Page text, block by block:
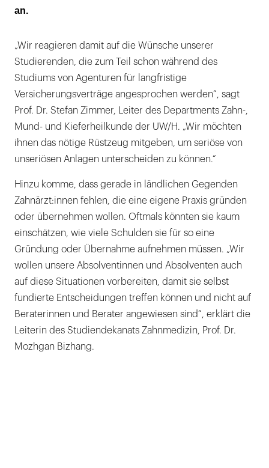
an.
„Wir reagieren damit auf die Wünsche unserer
Studierenden, die zum Teil schon während des
Studiums von Agenturen für langfristige
Versicherungsverträge angesprochen werden“, sagt
Prof. Dr. Stefan Zimmer, Leiter des Departments Zahn-,
Mund- und Kieferheilkunde der UW/H. „Wir möchten
ihnen das nötige Rüstzeug mitgeben, um seriöse von
unseriösen Anlagen unterscheiden zu können.“
Hinzu komme, dass gerade in ländlichen Gegenden
Zahnärzt:innen fehlen, die eine eigene Praxis gründen
oder übernehmen wollen. Oftmals könnten sie kaum
einschätzen, wie viele Schulden sie für so eine
Gründung oder Übernahme aufnehmen müssen. „Wir
wollen unsere Absolventinnen und Absolventen auch
auf diese Situationen vorbereiten, damit sie selbst
fundierte Entscheidungen treffen können und nicht auf
Beraterinnen und Berater angewiesen sind“, erklärt die
Leiterin des Studiendekanats Zahnmedizin, Prof. Dr.
Mozhgan Bizhang.